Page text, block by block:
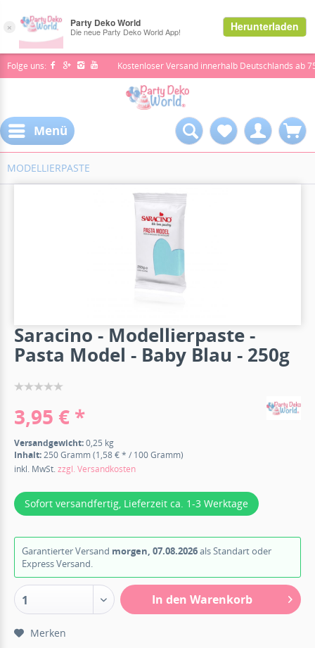
Folge uns: Kostenloser Versand innerhalb Deutschlands ab
Menü
MODELLIERPASTE
Saracino - Modellierpaste -
Pasta Model - Baby Blau - 250g
3,95 € *
Versandgewicht:0,25 kg
Inhalt:250 Gramm (1,58 € * / 100 Gramm)
inkl. MwSt.zzgl. Versandkosten
Sofort versandfertig, Lieferzeit ca. 1-3 Werktage
Garantierter Versand morgen, 07.08.2026als Standart oder
Express Versand.
1 In den Warenkorb
Merken